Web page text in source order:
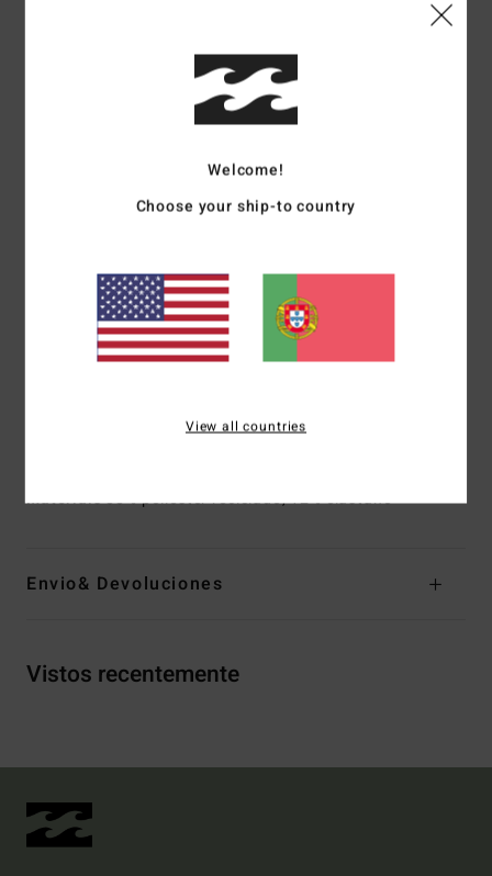
Recycler elástico em mistura de 88% poliéster
reciclado e 12% elastano
Feito de garrafas de plástico PET recicladas
Core fit para um corte confortável e relaxado
Fecho:Fecho com cordão
Costura exterior:46,9 cm, comprimento médio
Bolsos:Bolso traseiro aplicado com aba e fecho de fita
de velcro
Outras características:Pormenores de construção
Materiais88% poliéster reciclado, 12% elastano
Envio& Devoluciones
Vistos recentemente
Welcome!
Choose your ship-to country
View all countries